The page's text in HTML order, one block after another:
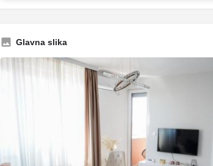
Glavna slika